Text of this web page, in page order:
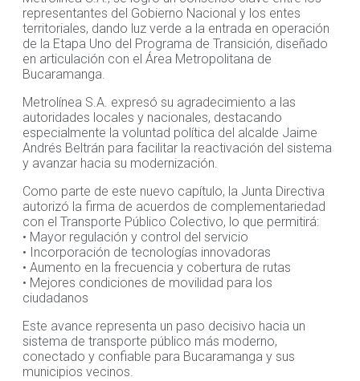
representantes del Gobierno Nacional y los entes
territoriales, dando luz verde a la entrada en operación
de la Etapa Uno del Programa de Transición, diseñado
en articulación con el Área Metropolitana de
Bucaramanga.
Metrolínea S.A. expresó su agradecimiento a las
autoridades locales y nacionales, destacando
especialmente la voluntad política del alcalde Jaime
Andrés Beltrán para facilitar la reactivación del sistema
y avanzar hacia su modernización.
Como parte de este nuevo capítulo, la Junta Directiva
autorizó la firma de acuerdos de complementariedad
con el Transporte Público Colectivo, lo que permitirá:
• Mayor regulación y control del servicio
• Incorporación de tecnologías innovadoras
• Aumento en la frecuencia y cobertura de rutas
• Mejores condiciones de movilidad para los
ciudadanos
Este avance representa un paso decisivo hacia un
sistema de transporte público más moderno,
conectado y confiable para Bucaramanga y sus
municipios vecinos.